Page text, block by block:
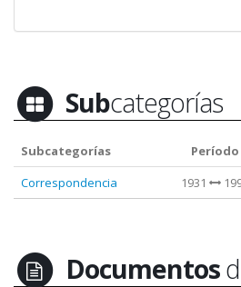
Subcategorías
Subcategorías Período
Correspondencia
1931
Documentos